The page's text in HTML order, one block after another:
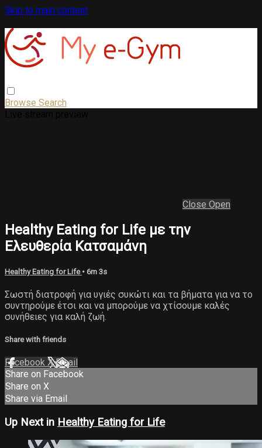
Skip to main content
Browse Search
Close Open
Healthy Eating for Life με την
Ελευθερία Κατσαμάνη
Healthy Eating for Life • 6m 3s
Σωστή διατροφή για υγιές συκώτι και τα βήματα για να το
συντηρούμε έτσι και να μπορούμε να χτίσουμε καλές
συνήθειες για καλή ζωή.
Share with friends
Facebook XEmail
Share on Facebook
Share on X
Share via Email
Up Next in Healthy Eating for Life